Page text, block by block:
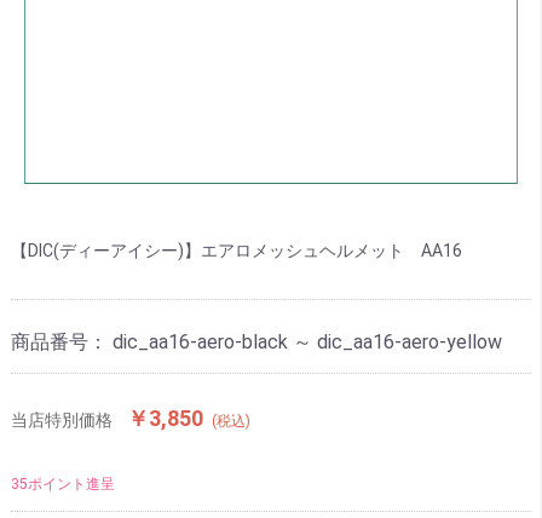
【DIC(ディーアイシー)】エアロメッシュヘルメット AA16
商品番号： dic_aa16-aero-black ～ dic_aa16-aero-yellow
当店特別価格 ￥3,850 (税込)
35ポイント進呈